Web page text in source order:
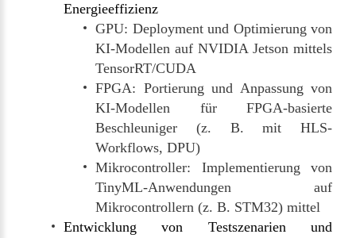
Energieeffizienz
GPU: Deployment und Optimierung von
KI-Modellen auf NVIDIA Jetson mittels
TensorRT/CUDA
FPGA: Portierung und Anpassung von
KI-Modellen für FPGA-basierte
Beschleuniger (z. B. mit HLS-
Workflows, DPU)
Mikrocontroller: Implementierung von
TinyML-Anwendungen auf
Mikrocontrollern (z. B. STM32) mittel
Entwicklung von Testszenarien und